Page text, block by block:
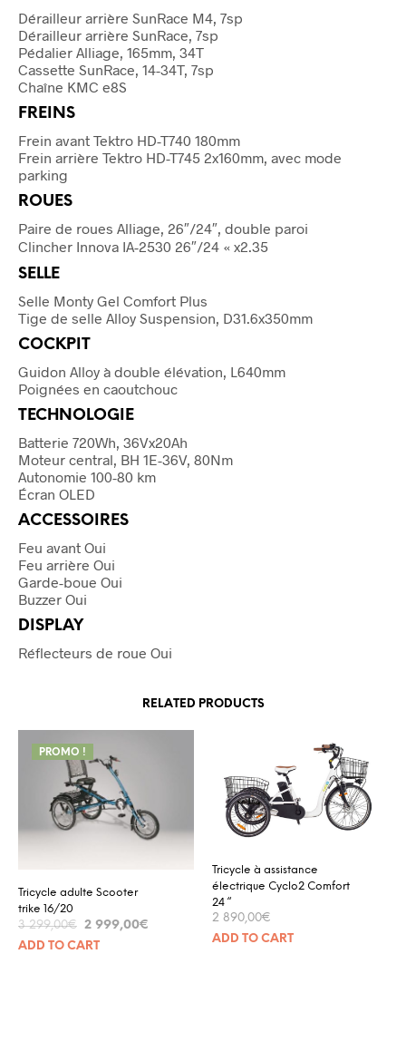
Dérailleur arrière SunRace M4, 7sp
Dérailleur arrière SunRace, 7sp
Pédalier Alliage, 165mm, 34T
Cassette SunRace, 14-34T, 7sp
Chaîne KMC e8S
FREINS
Frein avant Tektro HD-T740 180mm
Frein arrière Tektro HD-T745 2x160mm, avec mode
parking
ROUES
Paire de roues Alliage, 26″/24″, double paroi
Clincher Innova IA-2530 26″/24 « x2.35
SELLE
Selle Monty Gel Comfort Plus
Tige de selle Alloy Suspension, D31.6x350mm
COCKPIT
Guidon Alloy à double élévation, L640mm
Poignées en caoutchouc
TECHNOLOGIE
Batterie 720Wh, 36Vx20Ah
Moteur central, BH 1E-36V, 80Nm
Autonomie 100-80 km
Écran OLED
ACCESSOIRES
Feu avant Oui
Feu arrière Oui
Garde-boue Oui
Buzzer Oui
DISPLAY
Réflecteurs de roue Oui
RELATED PRODUCTS
PROMO !
Tricycle adulte Scooter
trike 16/20
3 299,00€ 2 999,00€
ADD TO CART
Tricycle à assistance
électrique Cyclo2 Comfort
24 “
2 890,00€
ADD TO CART